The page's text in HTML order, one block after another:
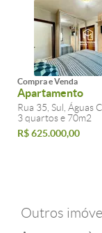
Compra e Venda
Apartamento
Rua 35, Sul, Águas
3 quartos e 70m2
R$ 625.000,00
Outros